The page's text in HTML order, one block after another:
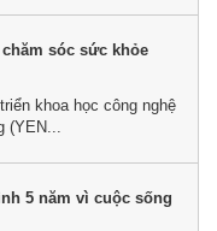
sóc sức khỏe
khoa học công nghệ
(YEN...
5 năm vì cuộc sống